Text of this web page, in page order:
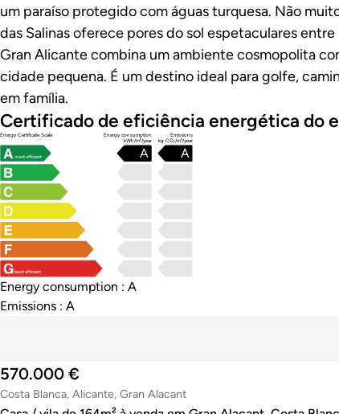
um paraíso protegido com águas turquesa. Não
das Salinas oferece pores do sol espetaculares
Gran Alicante combina um ambiente cosmopolita
cidade pequena. É um destino ideal para golfe,
em família.
Certificado de eficiência energética do
Energy Certificate Scale
Energy consumption
kWh/m²/year
Emissions
kg CO₂/m²/year
most efficient
least efficient
A
A
Energy consumption : A
Emissions : A
570.000 €
Costa Blanca, Alicante, Gran Alacant